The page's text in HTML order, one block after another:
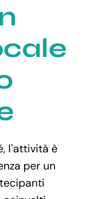
l'attività è
per un